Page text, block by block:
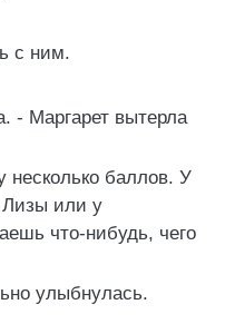
с ним.
- Маргарет вытерла
несколько баллов. У
Лизы или у
что-нибудь, чего
улыбнулась.